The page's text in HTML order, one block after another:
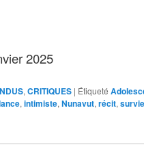
2025
, CRITIQUES | Étiqueté
, intimiste, Nunavut, récit, survie